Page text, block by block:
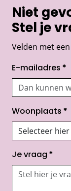
Niet
Stel je
Velden met
E-mailadres *
Woonplaats *
Je vraag *